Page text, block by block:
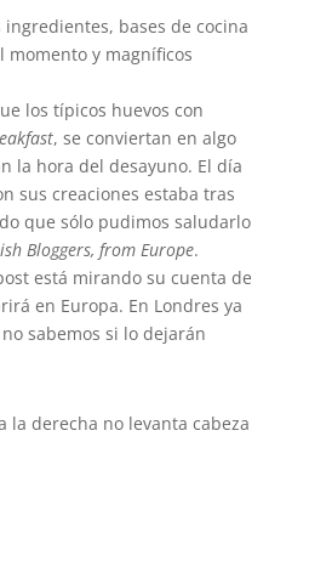
ingredientes, bases de cocina
y magníficos
los típicos huevos con
, se conviertan en algo
la hora del desayuno. El día
sus creaciones estaba tras
que sólo pudimos saludarlo
Bloggers, from Europe.
está mirando su cuenta de
en Europa. En Londres ya
sabemos si lo dejarán
la derecha no levanta cabeza